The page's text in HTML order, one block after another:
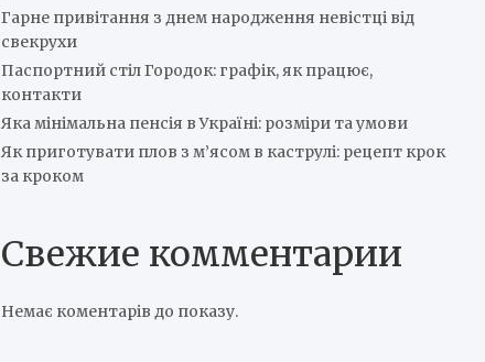
Гарне привітання з днем народження невістці від
свекрухи
Паспортний стіл Городок: графік, як працює,
контакти
Яка мінімальна пенсія в Україні: розміри та умови
Як приготувати плов з м’ясом в каструлі: рецепт крок
за кроком
Свежие комментарии
Немає коментарів до показу.